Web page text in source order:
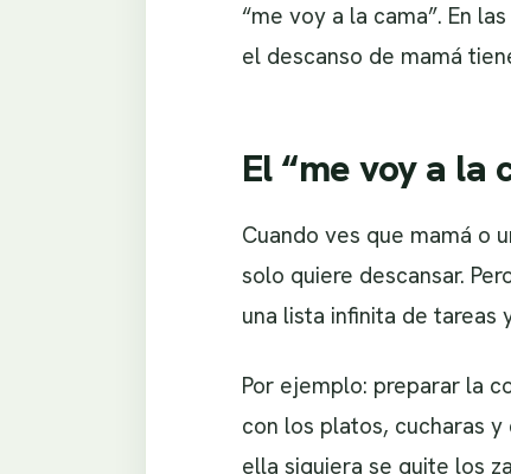
“me voy a la cama”. En
el descanso de mamá
El “me voy a la
Cuando ves que mamá o
solo quiere descansar.
una lista infinita de tareas
Por ejemplo: preparar la
con los platos, cucharas
ella siquiera se quite los